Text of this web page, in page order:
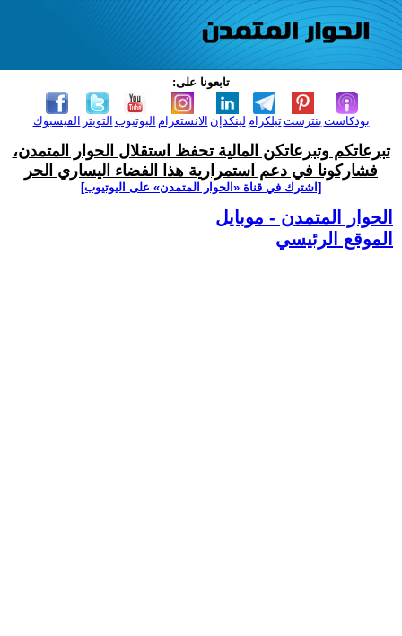
تابعونا على:
الفيسبوك التويتر اليوتيوب الانستغرام لينكدإن تيلكرامبنترست بودكاست
تبرعاتكم وتبرعاتكن المالية تحفظ استقلال الحوار المتمدن،
فشاركونا في دعم استمرارية هذا الفضاء اليساري الحر
[اشترك في قناة ‫«الحوار المتمدن» على اليوتيوب]
الحوار المتمدن - موبايل
الموقع الرئيسي